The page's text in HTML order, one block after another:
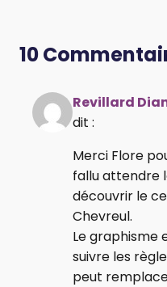
10
Revillard
dit :
Merci Flore
fallu attendre
découvrir le
Chevreul.
Le graphisme
suivre les
peut